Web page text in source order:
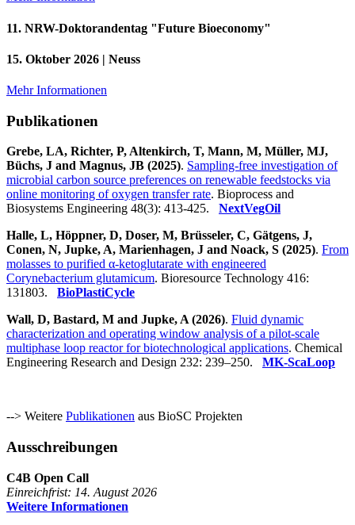
11. NRW-Doktorandentag "Future Bioeconomy"
15. Oktober 2026 | Neuss
Mehr Informationen
Publikationen
Grebe, LA, Richter, P, Altenkirch, T, Mann, M, Müller, MJ,
Büchs, J and Magnus, JB (2025). Sampling-free investigation of
microbial carbon source preferences on renewable feedstocks via
online monitoring of oxygen transfer rate. Bioprocess and
Biosystems Engineering 48(3): 413-425. NextVegOil
Halle, L, Höppner, D, Doser, M, Brüsseler, C, Gätgens, J,
Conen, N, Jupke, A, Marienhagen, J and Noack, S (2025). From
molasses to purified α-ketoglutarate with engineered
Corynebacterium glutamicum. Bioresource Technology 416:
131803. BioPlastiCycle
Wall, D, Bastard, M and Jupke, A (2026). Fluid dynamic
characterization and operating window analysis of a pilot-scale
multiphase loop reactor for biotechnological applications. Chemical
Engineering Research and Design 232: 239–250. MK-ScaLoop
--> Weitere Publikationen aus BioSC Projekten
Ausschreibungen
C4B Open Call
Einreichfrist: 14. August 2026
Weitere Informationen